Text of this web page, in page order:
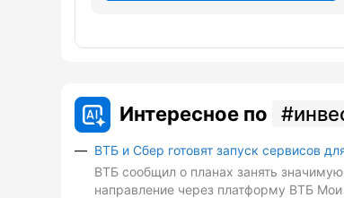
Интересное по
ВТБ и Сбер готовят запуск сервисов
ВТБ сообщил о планах занять
направление через платформу ВТБ